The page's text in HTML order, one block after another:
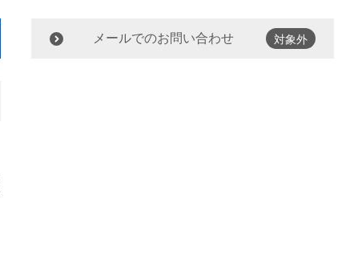
メールでのお問い合わせ 対象外